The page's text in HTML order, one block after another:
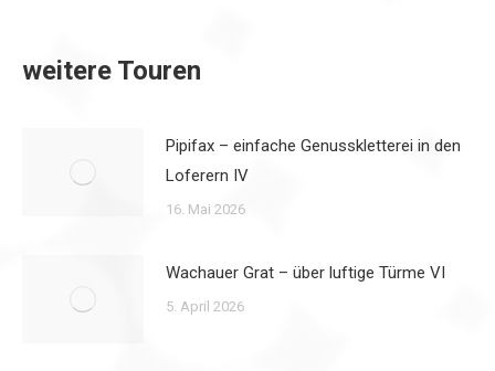
weitere Touren
Pipifax – einfache Genusskletterei in den
Loferern IV
16. Mai 2026
Wachauer Grat – über luftige Türme VI
5. April 2026